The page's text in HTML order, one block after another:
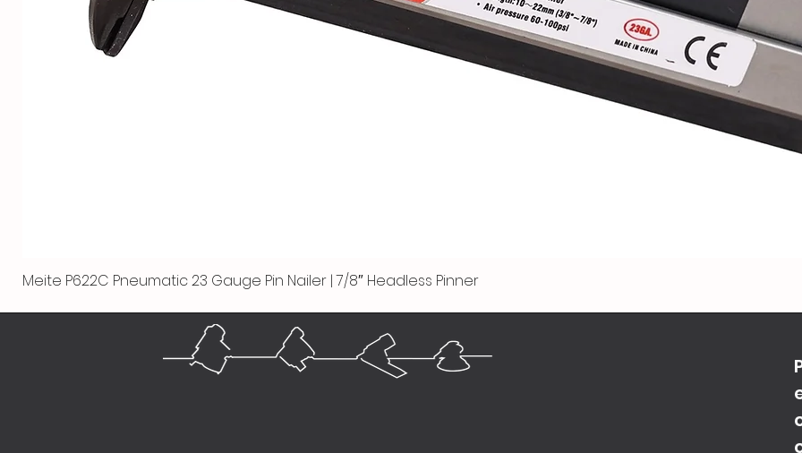
Meite P622C Pneumatic 23 Gauge Pin Nailer | 7/8″ Headless Pinner